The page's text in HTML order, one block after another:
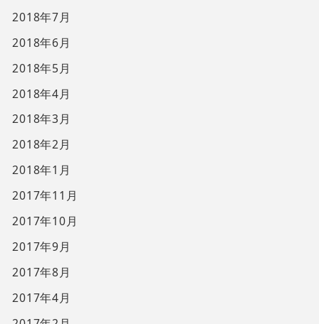
2018年7月
2018年6月
2018年5月
2018年4月
2018年3月
2018年2月
2018年1月
2017年11月
2017年10月
2017年9月
2017年8月
2017年4月